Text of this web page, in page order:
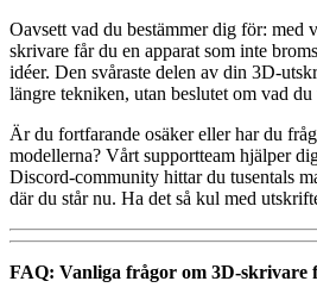
Oavsett vad du bestämmer dig för: med
skrivare får du en apparat som inte
idéer. Den svåraste delen av din 3D-
längre tekniken, utan beslutet om vad
Är du fortfarande osäker eller har du
modellerna? Vårt supportteam hjälper
Discord-community hittar du tusentals
där du står nu. Ha det så kul med
FAQ: Vanliga frågor om 3D-skrivare